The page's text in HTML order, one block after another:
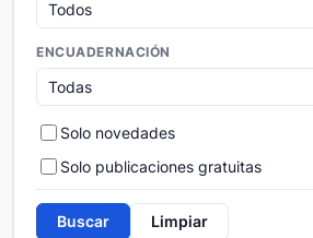
ENCUADERNACIÓN
Solo novedades
Solo publicaciones gratuitas
Buscar Limpiar